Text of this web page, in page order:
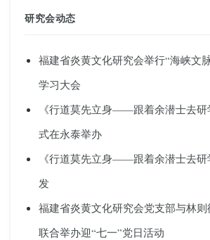
研究会动态
福建省炎黄文化研究会举行“海峡文
学习大会
《行道莫先立身——跟着余潜士去研
式在永泰举办
《行道莫先立身——跟着余潜士去研
发
福建省炎黄文化研究会党支部与林
联合举办迎“七一”党日活动